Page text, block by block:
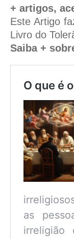
+ artigos,
Este Artigo
Livro do
Saiba +
O que é
as
irreligião